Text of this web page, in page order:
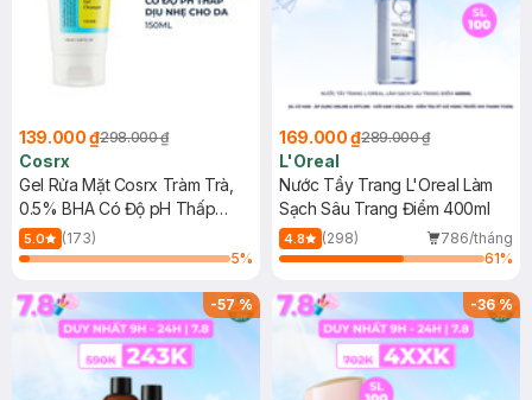
139.000 ₫298.000 ₫
Cosrx
Gel Rửa Mặt Cosrx Tràm Trà,
0.5% BHA Có Độ pH Thấp
150ml
5.0
(173)
5%
169.000 ₫289.000 ₫
L'Oreal
Nước Tẩy Trang L'Oreal Làm
Sạch Sâu Trang Điểm 400ml
4.8 (298)
786/tháng
61%
-57% -36%